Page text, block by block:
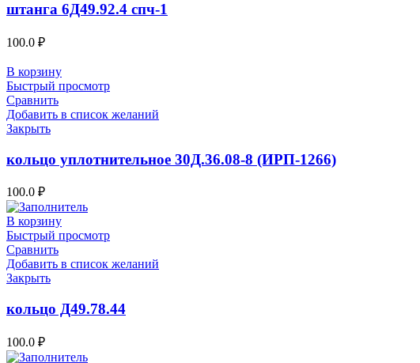
штанга 6Д49.92.4 спч-1
100.0 ₽
В корзину
Быстрый просмотр
Сравнить
Добавить в список желаний
Закрыть
кольцо уплотнительное 30Д.36.08-8 (ИРП-1266)
100.0 ₽
В корзину
Быстрый просмотр
Сравнить
Добавить в список желаний
Закрыть
кольцо Д49.78.44
100.0 ₽